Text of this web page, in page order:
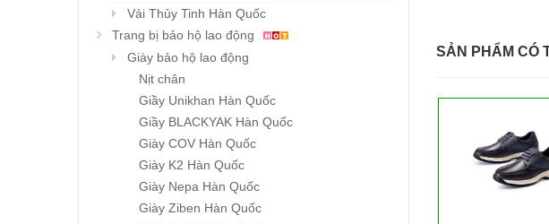
Vải Thủy Tinh Hàn Quốc
Trang bị bảo hộ lao động
Giày bảo hộ lao động
Nịt chân
Giầy Unikhan Hàn Quốc
Giầy BLACKYAK Hàn Quốc
Giày COV Hàn Quốc
Giày K2 Hàn Quốc
Giày Nepa Hàn Quốc
Giày Ziben Hàn Quốc
SẢN PHẨM CÓ